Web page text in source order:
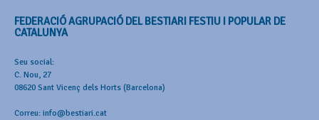
FEDERACIÓ AGRUPACIÓ DEL BESTIARI FESTIU I POPULAR DE
CATALUNYA
Seu social:
C. Nou, 27
08620 Sant Vicenç dels Horts (Barcelona)
Correu: info@bestiari.cat